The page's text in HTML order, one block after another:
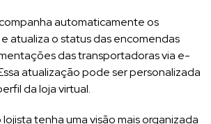
automaticamente os
atualiza o status das encomendas
das transportadoras via e-
atualização pode ser personalizada
da loja virtual.
tenha uma visão mais organizada